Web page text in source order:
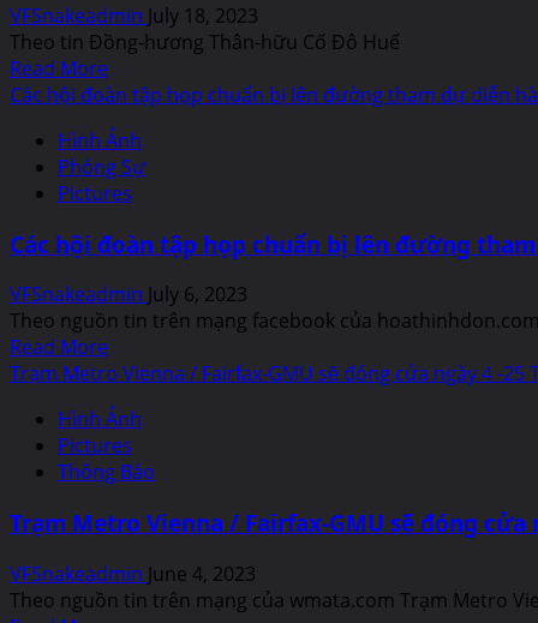
Kimmy
Duong
Foundation
Scholarship
Awards
VFSnakeadmin July 18, 2023
Theo tin Đồng-hương Thân-hữu Cố Đô Huế
Read MoreRead
more
Pictures
and
Video
Đồng-
Thân-
hữu
Cố
Đô
Huế
Picnic
2023
&
Remembering
Fall
of
Hue
Các hội đoàn tập họp chuẩn bị lên đường tham dự diễn
Hình Ảnh
Phóng Sự
Pictures
Các hội đoàn tập họp chuẩn bị lên đường
VFSnakeadmin July 6, 2023
Theo nguồn tin trên mạng facebook của
Read MoreRead
more
Các
hội
đoàn
họp
bị
lên
Trạm Metro Vienna / Fairfax-GMU sẽ đóng cửa ngày 4 -
Hình Ảnh
Pictures
Thông Báo
Trạm Metro Vienna / Fairfax-GMU sẽ đóng
VFSnakeadmin June 4, 2023
Theo nguồn tin trên mạng của wmata.com Trạm Metro